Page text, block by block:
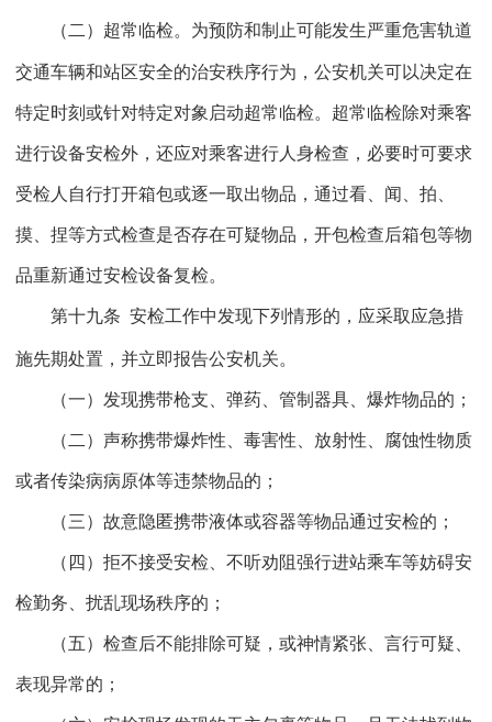
（二）超常临检。 为预防和制止可能发生严重危害轨道
交通车辆和站区安全的治安秩序行为，公安机关可以决定在
特定时刻或针对特定对象启动超常临检。超常临检除对乘客
进行设备安检外，还应对乘客进行人身检查，必要时可要求
受检人自行打开箱包或逐一取出物品，通过看、闻、拍、
摸、捏等方式检查是否存在可疑物品，开包检查后箱包等物
品重新通过安检设备复检。
第十九条 安检工作中发现下列情形的，应采取应急措
施先期处置，并立即报告公安机关。
（一）发现携带枪支、弹药、管制器具、爆炸物品的；
（二）声称携带爆炸性、毒害性、放射性、腐蚀性物质
或者传染病病原体等违禁物品的；
（三）故意隐匿携带液体或容器等物品通过安检的；
（四）拒不接受安检、不听劝阻强行进站乘车等妨碍安
检勤务、扰乱现场秩序的；
（五）检查后不能排除可疑，或神情紧张、言行可疑、
表现异常的；